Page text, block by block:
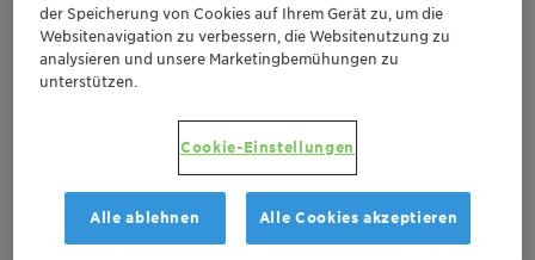
| Providencia, Santiago, Chile
Tailings 2024
der Speicherung von Cookies auf Ihrem Gerät zu, um die
Websitenavigation zu verbessern, die Websitenutzung zu
analysieren und unsere Marketingbemühungen zu
unterstützen.
Cookie-Einstellungen
Alle ablehnen Alle Cookies akzeptieren